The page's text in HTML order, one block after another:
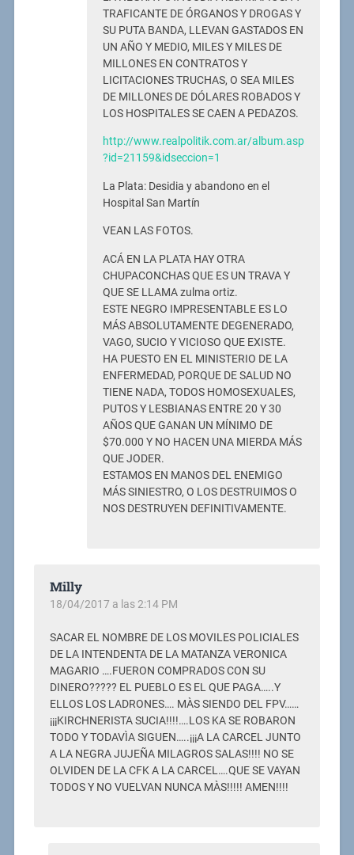
TRAFICANTE DE ÓRGANOS Y DROGAS Y
SU PUTA BANDA, LLEVAN GASTADOS EN
UN AÑO Y MEDIO, MILES Y MILES DE
MILLONES EN CONTRATOS Y
LICITACIONES TRUCHAS, O SEA MILES
DE MILLONES DE DÓLARES ROBADOS Y
LOS HOSPITALES SE CAEN A PEDAZOS.
http://www.realpolitik.com.ar/album.asp
?id=21159&idseccion=1
La Plata: Desidia y abandono en el
Hospital San Martín
VEAN LAS FOTOS.
ACÁ EN LA PLATA HAY OTRA
CHUPACONCHAS QUE ES UN TRAVA Y
QUE SE LLAMA zulma ortiz.
ESTE NEGRO IMPRESENTABLE ES LO
MÁS ABSOLUTAMENTE DEGENERADO,
VAGO, SUCIO Y VICIOSO QUE EXISTE.
HA PUESTO EN EL MINISTERIO DE LA
ENFERMEDAD, PORQUE DE SALUD NO
TIENE NADA, TODOS HOMOSEXUALES,
PUTOS Y LESBIANAS ENTRE 20 Y 30
AÑOS QUE GANAN UN MÍNIMO DE
$70.000 Y NO HACEN UNA MIERDA MÁS
QUE JODER.
ESTAMOS EN MANOS DEL ENEMIGO
MÁS SINIESTRO, O LOS DESTRUIMOS O
NOS DESTRUYEN DEFINITIVAMENTE.
Milly
18/04/2017 a las 2:14 PM
SACAR EL NOMBRE DE LOS MOVILES POLICIALES
DE LA INTENDENTA DE LA MATANZA VERONICA
MAGARIO ….FUERON COMPRADOS CON SU
DINERO????? EL PUEBLO ES EL QUE PAGA…..Y
ELLOS LOS LADRONES…. MÀS SIENDO DEL FPV……
¡¡¡KIRCHNERISTA SUCIA!!!!….LOS KA SE ROBARON
TODO Y TODAVÌA SIGUEN…..¡¡¡A LA CARCEL JUNTO
A LA NEGRA JUJEÑA MILAGROS SALAS!!!! NO SE
OLVIDEN DE LA CFK A LA CARCEL….QUE SE VAYAN
TODOS Y NO VUELVAN NUNCA MÀS!!!!! AMEN!!!!